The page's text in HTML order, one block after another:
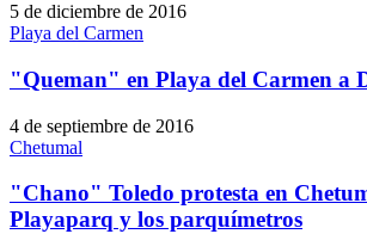
5 de diciembre de 2016
Playa del Carmen
"Queman" en Playa del Carmen a
4 de septiembre de 2016
Chetumal
"Chano" Toledo protesta en
Playaparq y los parquímetros